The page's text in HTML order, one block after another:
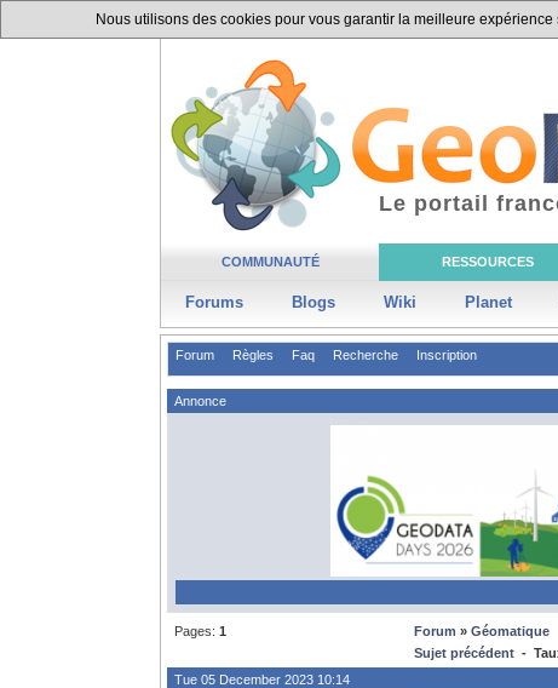
Nous utilisons des cookies pour vous garantir la meilleure
COMMUNAUTÉ RESSOURCES
Forums Blogs Wiki Planet
Le portail
Forum Règles Faq Recherche Inscription
Annonce
Pages: 1 Forum » Géomatique
Sujet précédent -
Tue 05 December 2023 10:14